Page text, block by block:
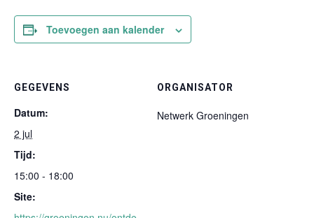
Toevoegen aan kalender
GEGEVENS
Datum:
2 jul
Tijd:
15:00 - 18:00
Site:
ORGANISATOR
Netwerk Groeningen